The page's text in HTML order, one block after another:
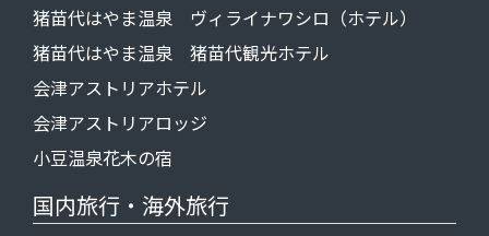
猪苗代はやま温泉 ヴィライナワシロ（ホテル）
猪苗代はやま温泉 猪苗代観光ホテル
会津アストリアホテル
会津アストリアロッジ
小豆温泉花木の宿
国内旅行・海外旅行